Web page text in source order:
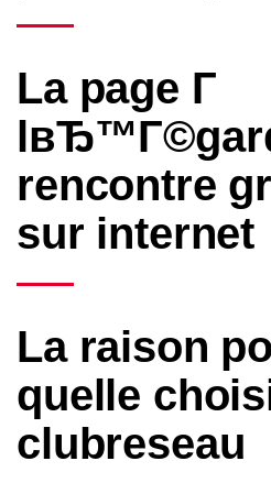
La page Г
rencontre
sur internet
La raison
quelle
clubreseau